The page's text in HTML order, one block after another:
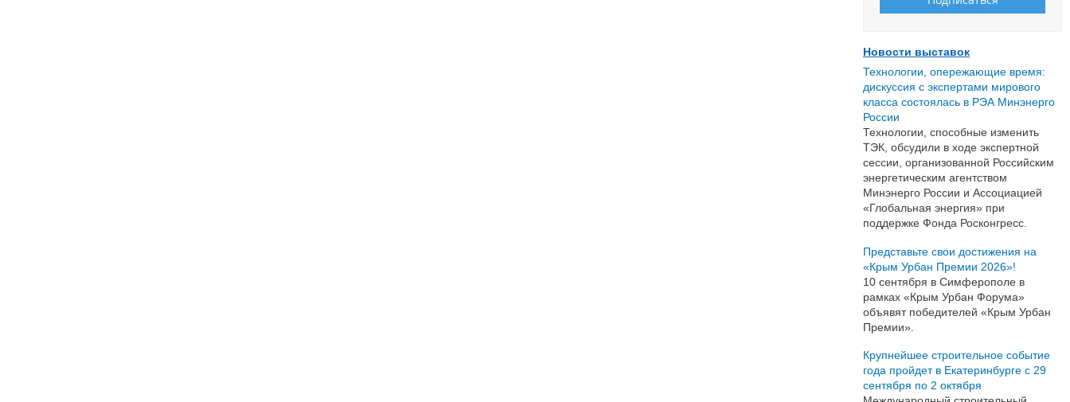
Новости выставок
Технологии, опережающие время:
дискуссия с экспертами мирового
класса состоялась в РЭА Минэнерго
России
Технологии, способные изменить
ТЭК, обсудили в ходе экспертной
сессии, организованной Российским
энергетическим агентством
Минэнерго России и Ассоциацией
«Глобальная энергия» при
поддержке Фонда Росконгресс.
Представьте свои достижения на
«Крым Урбан Премии 2026»!
10 сентября в Симферополе в
рамках «Крым Урбан Форума»
объявят победителей «Крым Урбан
Премии».
Крупнейшее строительное событие
года пройдет в Екатеринбурге с 29
сентября по 2 октября